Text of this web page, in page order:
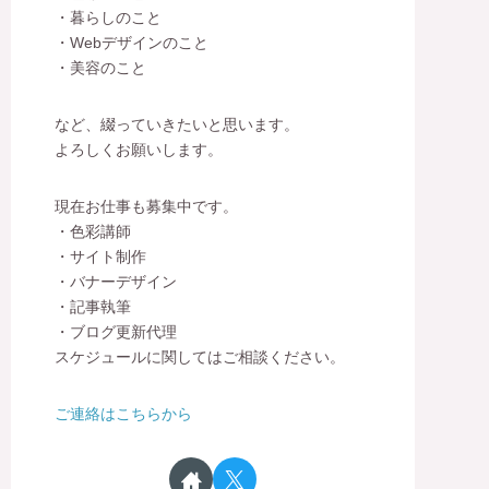
・暮らしのこと
・Webデザインのこと
・美容のこと
など、綴っていきたいと思います。
よろしくお願いします。
現在お仕事も募集中です。
・色彩講師
・サイト制作
・バナーデザイン
・記事執筆
・ブログ更新代理
スケジュールに関してはご相談ください。
ご連絡はこちらから